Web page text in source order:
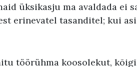
üksikasju ma avaldada ei
erinevatel tasanditel; kui
töörühma koosolekut,